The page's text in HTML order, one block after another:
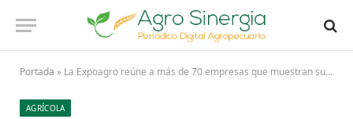
Portada » La Expoagro reúne a más de 70 empresas que muestran sus novedades tecnológicas
AGRÍCOLA